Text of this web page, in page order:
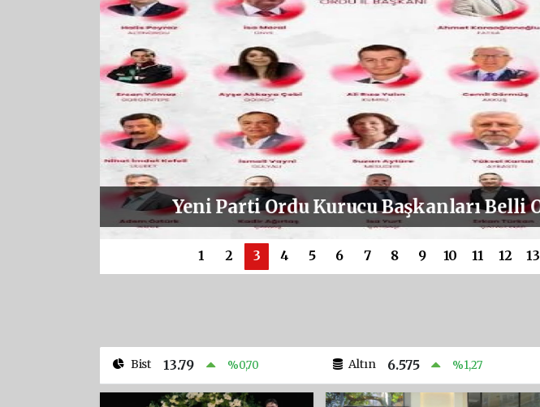
ORDU KÜLTÜR YOLU FESTİVALİ
PROGRAMI BELLİ OLDU: TAYFUN
PARKI'NDA YILDIZLAR GEÇİDİ
1 2 3 4 5 6 7 8 9 10 11 12 13
Bist 13.79 %0,70 Altın 6.575 %1,27